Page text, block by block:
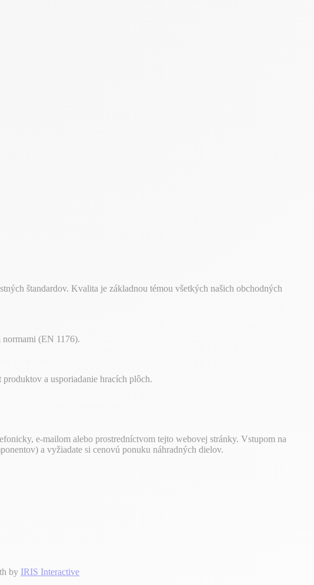
štandardov. Kvalita je základnou témou všetkých našich obchodných
(EN 1176).
a usporiadanie hracích plôch.
e-mailom alebo prostredníctvom tejto webovej stránky. Vstupom na
a vyžiadate si cenovú ponuku náhradných dielov.
by IRIS Interactive